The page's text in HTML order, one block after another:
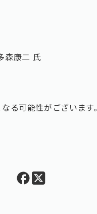
森康二 氏
る可能性がございます。